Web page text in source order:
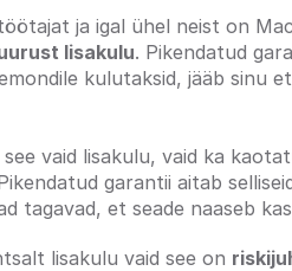
ja igal ühel neist on
lisakulu. Pikendatud
kulutaksid, jääb sinu
vaid lisakulu, vaid ka
garantii aitab
tagavad, et seade naaseb
lisakulu vaid see on